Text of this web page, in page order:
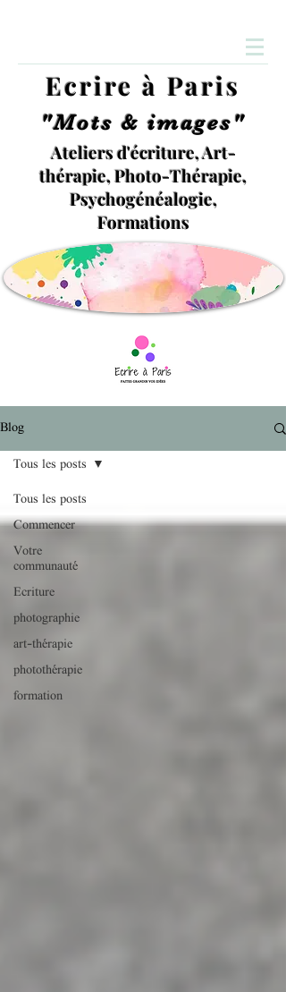
Ecrire à Paris
"Mots & images"
Ateliers d'écriture, Art-
thérapie, Photo-Thérapie,
Psychogénéalogie,
Formations
Blog
Tous les posts
Commencer
Votre
communauté
Ecriture
photographie
art-thérapie
photothérapie
formation
Tous les posts